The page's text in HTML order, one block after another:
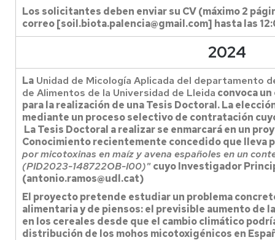
Los solicitantes deben enviar su CV (máximo 2
correo [soil.biota.palencia@gmail.com] hasta las
2024
La Unidad de Micología Aplicada del departamento
de Alimentos de la Universidad de Lleida convoca
para la realización de una Tesis Doctoral. La
mediante un proceso selectivo de contratación
La Tesis Doctoral a realizar se enmarcará en un
Conocimiento recientemente concedido que lleva
por micotoxinas en maíz y avena españoles en un
(PID2023-148722OB-I00)"cuyo Investigador
(antonio.ramos@udl.cat)
El proyecto pretende estudiar un problema
alimentaria y de piensos: el previsible aumento de
en los cereales desde que el cambio climático
distribución de los mohos micotoxigénicos en